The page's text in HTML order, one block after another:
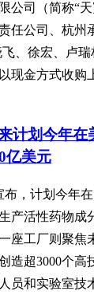
公司（简称“
任公司、杭州
、徐宏、卢
现金方式收购
计划今年在
亿美元
布，计划今年
产活性药物成
座工厂则聚焦
造超3000个高
员和实验室技